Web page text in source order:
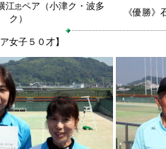
江忠ペア（小津ク・波多
ク）
《優勝
女子５０才】